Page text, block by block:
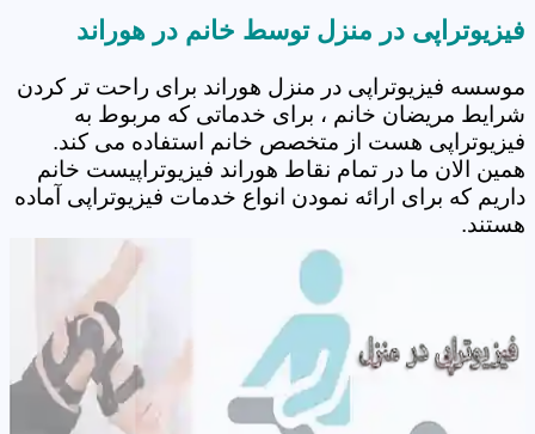
فیزیوتراپی در منزل توسط خانم در هوراند
موسسه فیزیوتراپی در منزل هوراند برای راحت تر کردن
شرایط مریضان خانم ، برای خدماتی که مربوط به
فیزیوتراپی هست از متخصص خانم استفاده می کند.
همین الان ما در تمام نقاط هوراند فیزیوتراپیست خانم
داریم که برای ارائه نمودن انواع خدمات فیزیوتراپی آماده
هستند.